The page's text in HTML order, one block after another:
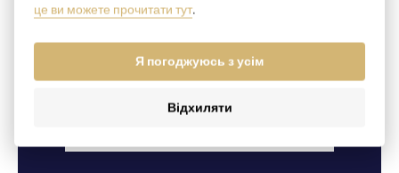
це ви можете прочитати тут.
Я погоджуюсь з усім
Відхиляти